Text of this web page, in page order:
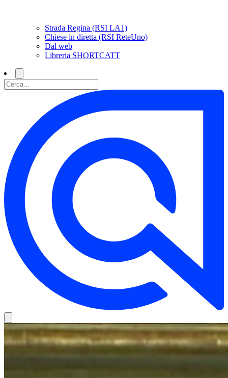
Strada Regina (RSI LA1)
Chiese in diretta (RSI ReteUno)
Dal web
Libreria SHORTCATT